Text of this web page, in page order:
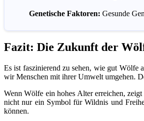
Genetische Faktoren: Gesunde
Fazit: Die Zukunft der
Es ist faszinierend zu sehen, wie gut Wölfe
wir Menschen mit ihrer Umwelt umgehen.
Wenn Wölfe ein hohes Alter erreichen,
nicht nur ein Symbol für Wildnis und
können.